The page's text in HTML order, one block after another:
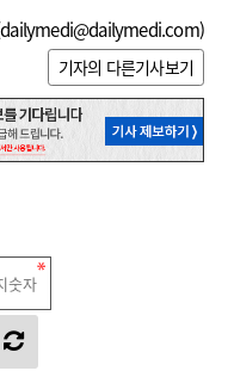
dailymedi@dailymedi.com)
기자의 다른기사보기